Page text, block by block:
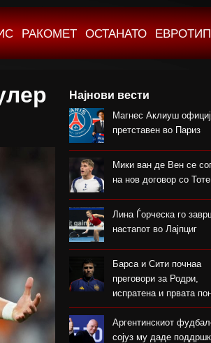
РАКОМЕТ ОСТАНАТО ЕВРОТИП
Најнови вести
Магнес Аклиуш
претставен во Париз
Мики ван де Вен се
на нов договор со
Лина Ѓорческа го
настапот во Лајпциг
Барса и Сити почнаа
преговори за Родри,
испратена и првата
Аргентинскиот
сојуз му даде